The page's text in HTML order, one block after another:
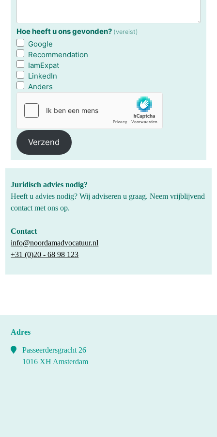
Hoe heeft u ons gevonden? (vereist)
Google
Recommendation
IamExpat
LinkedIn
Anders
Verzend
Juridisch advies nodig?
Heeft u advies nodig? Wij adviseren u graag. Neem vrijblijvend
contact met ons op.
Contact
info@noordamadvocatuur.nl
+31 (0)20 - 68 98 123
Adres
Passeerdersgracht 26
1016 XH Amsterdam